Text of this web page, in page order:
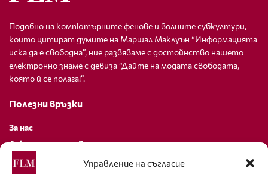
Управление на съгласие
Подобно на компютърните фенове и волните субкултури,
които цитират думите на Маршал Маклуън “Информацията
иска да е свободна”, ние развяваме с достойнство нашето
електронно знаме с девиза “Дайте на модата свободата,
която й се полага!”.
Полезни връзки
За нас
Декларация за поверителност
Политика за бисквитки